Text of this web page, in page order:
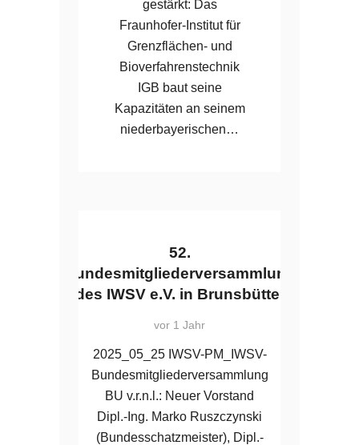
gestärkt: Das
Fraunhofer-Institut für
Grenzflächen- und
Bioverfahrenstechnik
IGB baut seine
Kapazitäten an seinem
niederbayerischen…
52.
Bundesmitgliederversammlung
des IWSV e.V. in Brunsbüttel
vor 1 Jahr
2025_05_25 IWSV-PM_IWSV-
Bundesmitgliederversammlung
BU v.r.n.l.: Neuer Vorstand
Dipl.-Ing. Marko Ruszczynski
(Bundesschatzmeister), Dipl.-